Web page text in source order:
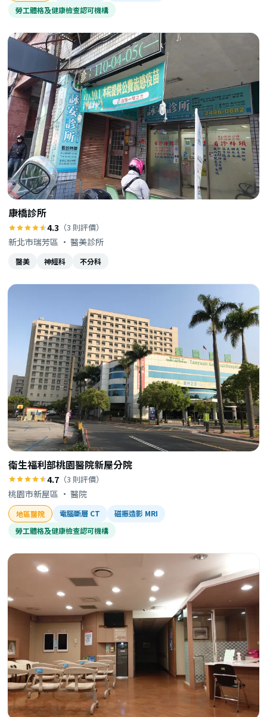
勞工體格及健康檢查認可機構
康橋診所
4.3 （3 則評價）
新北市瑞芳區 · 醫美診所
醫美 神經科 不分科
衛生福利部桃園醫院新屋分院
4.7 （3 則評價）
桃園市新屋區 · 醫院
地區醫院 電腦斷層 CT
磁振造影 MRI
勞工體格及健康檢查認可機構